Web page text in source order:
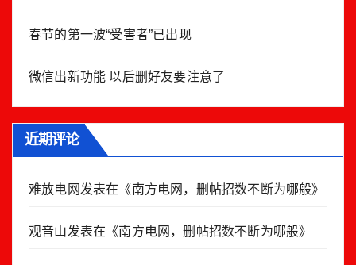
春节的第一波“受害者”已出现
微信出新功能 以后删好友要注意了
近期评论
难放电网 发表在《南方电网，删帖招数不断为哪般》
观音山发表在《南方电网，删帖招数不断为哪般》